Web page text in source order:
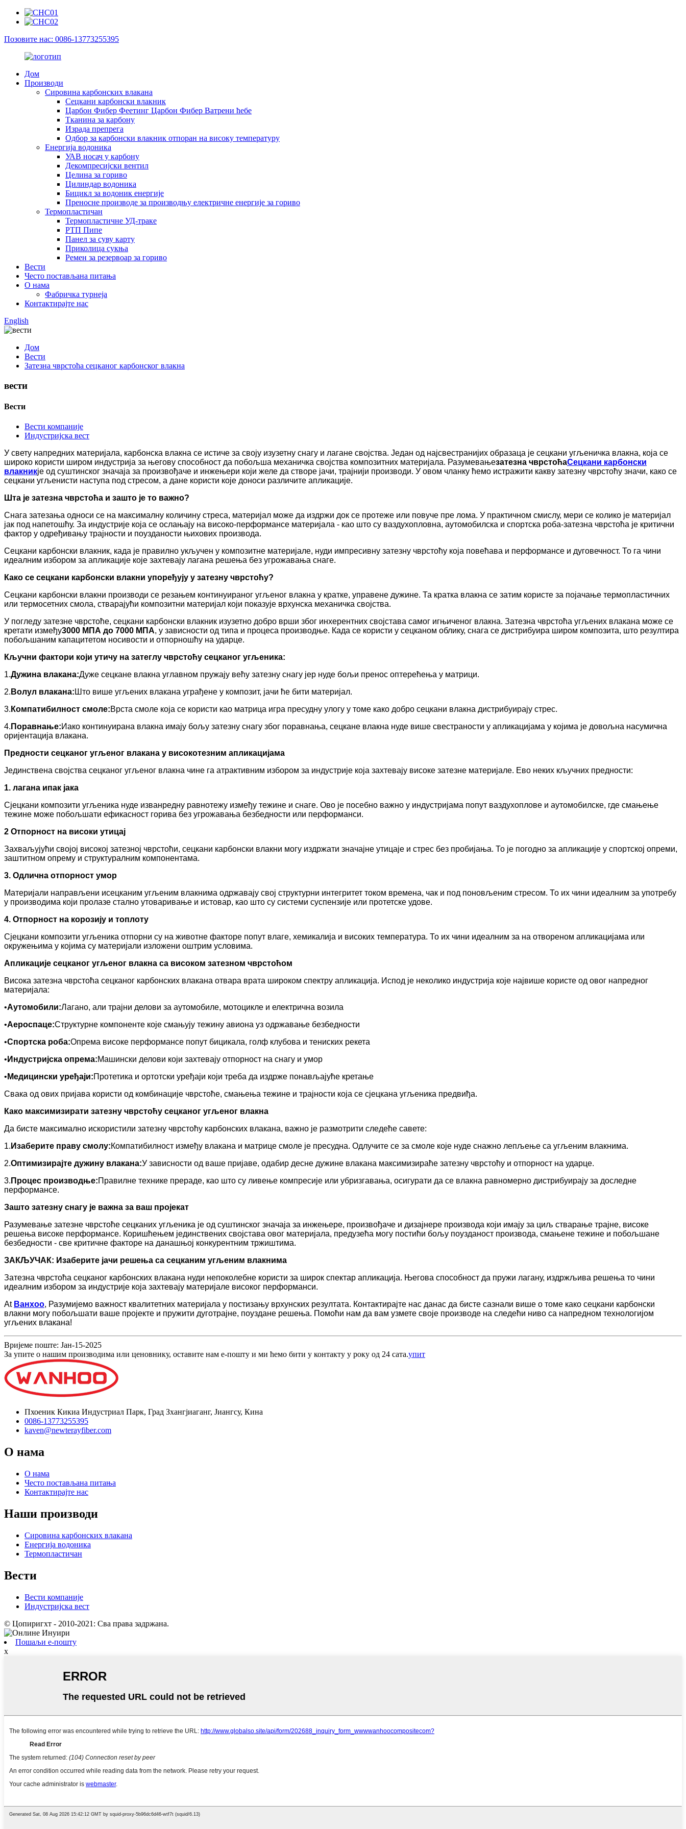
Позовите нас: 0086-13773255395
Дом
Производи
Сировина карбонских влакана
Сецкани карбонски влакник
Царбон Фибер Феетинг Царбон Фибер Ватрени ћебе
Тканина за карбону
Израда препрега
Одбор за карбонски влакник отпоран на високу температуру
Енергија водоника
УАВ носач у карбону
Декомпресијски вентил
Целина за гориво
Цилиндар водоника
Бицикл за водоник енергије
Преносне производе за производњу електричне енергије за гориво
Термопластичан
Термопластичне УД-траке
РТП Пипе
Панел за суву карту
Приколица сукња
Ремен за резервоар за гориво
Вести
Често постављана питања
О нама
Фабричка турнеја
Контактирајте нас
English
Дом
Вести
Затезна чврстоћа сецканог карбонског влакна
вести
Вести
Вести компаније
Индустријска вест
У свету напредних материјала, карбонска влакна се истиче за своју изузетну снагу и лагане својства. Један од најсвестранијих образаца је сецкани угљеничка влакна, која се
широко користи широм индустрија за његову способност да побољша механичка својства композитних материјала. Разумевањезатезна чврстоћаСецкани карбонски
влакникје од суштинског значаја за произвођаче и инжењери који желе да створе јачи, трајнији производи. У овом чланку ћемо истражити какву затезну чврстоћу значи, како се
сецкани угљенисти наступа под стресом, а дане користи које доноси различите апликације.
Шта је затезна чврстоћа и зашто је то важно?
Снага затезања односи се на максималну количину стреса, материјал може да издржи док се протеже или повуче пре лома. У практичном смислу, мери се колико је материјал
јак под напетошћу. За индустрије која се ослањају на високо-перформансе материјала - као што су ваздухопловна, аутомобилска и спортска роба-затезна чврстоћа је критични
фактор у одређивању трајности и поузданости њихових производа.
Сецкани карбонски влакник, када је правилно укључен у композитне материјале, нуди импресивну затезну чврстоћу која повећава и перформансе и дуговечност. То га чини
идеалним избором за апликације које захтевају лагана решења без угрожавања снаге.
Како се сецкани карбонски влакни упоређују у затезну чврстоћу?
Сецкани карбонски влакни производи се резањем континуираног угљеног влакна у кратке, управене дужине. Та кратка влакна се затим користе за појачање термопластичних
или термосетних смола, стварајући композитни материјал који показује врхунска механичка својства.
У погледу затезне чврстоће, сецкани карбонски влакник изузетно добро врши због инхерентних својстава самог игњиченог влакна. Затезна чврстоћа угљених влакана може се
кретати између3000 МПА до 7000 МПА, у зависности од типа и процеса производње. Када се користи у сецканом облику, снага се дистрибуира широм композита, што резултира
побољшаним капацитетом носивости и отпорношћу на ударце.
Кључни фактори који утичу на затеглу чврстоћу сецканог угљеника:
1.Дужина влакана:Дуже сецкане влакна углавном пружају већу затезну снагу јер нуде бољи пренос оптерећења у матрици.
2. Волул влакана: Што више угљених влакана уграђене у композит, јачи ће бити материјал.
3. Компатибилност смоле:Врста смоле која се користи као матрица игра пресудну улогу у томе како добро сецкани влакна дистрибуирају стрес.
4. Поравнање:Иако континуирана влакна имају бољу затезну снагу због поравнања, сецкане влакна нуде више свестраности у апликацијама у којима је довољна насумична
оријентација влакана.
Предности сецканог угљеног влакана у високотезним апликацијама
Јединствена својства сецканог угљеног влакна чине га атрактивним избором за индустрије која захтевају високе затезне материјале. Ево неких кључних предности:
1. лагана ипак јака
Сјецкани композити угљеника нуде изванредну равнотежу између тежине и снаге. Ово је посебно важно у индустријама попут ваздухоплове и аутомобилске, где смањење
тежине може побољшати ефикасност горива без угрожавања безбедности или перформанси.
2 Отпорност на високи утицај
Захваљујући својој високој затезној чврстоћи, сецкани карбонски влакни могу издржати значајне утицаје и стрес без пробијања. То је погодно за апликације у спортској опреми,
заштитном опрему и структуралним компонентама.
3. Одлична отпорност умор
Материјали направљени исецканим угљеним влакнима одржавају свој структурни интегритет током времена, чак и под поновљеним стресом. То их чини идеалним за употребу
у производима који пролазе стално утоваривање и истовар, као што су системи суспензије или протетске удове.
4. Отпорност на корозију и топлоту
Сјецкани композити угљеника отпорни су на животне факторе попут влаге, хемикалија и високих температура. То их чини идеалним за на отвореном апликацијама или
окружењима у којима су материјали изложени оштрим условима.
Апликације сецканог угљеног влакна са високом затезном чврстоћом
Висока затезна чврстоћа сецканог карбонских влакана отвара врата широком спектру апликација. Испод је неколико индустрија које највише користе од овог напредног
материјала:
•Аутомобили:Лагано, али трајни делови за аутомобиле, мотоцикле и електрична возила
•Аероспаце:Структурне компоненте које смањују тежину авиона уз одржавање безбедности
•Спортска роба:Опрема високе перформансе попут бицикала, голф клубова и тениских рекета
• Индустријска опрема:Машински делови који захтевају отпорност на снагу и умор
• Медицински уређаји:Протетика и ортотски уређаји који треба да издрже понављајуће кретање
Свака од ових пријава користи од комбинације чврстоће, смањења тежине и трајности која се сјецкана угљеника предвиђа.
Како максимизирати затезну чврстоћу сецканог угљеног влакна
Да бисте максимално искористили затезну чврстоћу карбонских влакана, важно је размотрити следеће савете:
1. Изаберите праву смолу:Компатибилност између влакана и матрице смоле је пресудна. Одлучите се за смоле које нуде снажно лепљење са угљеним влакнима.
2.Оптимизирајте дужину влакана:У зависности од ваше пријаве, одабир десне дужине влакана максимизираће затезну чврстоћу и отпорност на ударце.
3. Процес производње:Правилне технике прераде, као што су ливење компресије или убризгавања, осигурати да се влакна равномерно дистрибуирају за доследне
перформансе.
Зашто затезну снагу је важна за ваш пројекат
Разумевање затезне чврстоће сецканих угљеника је од суштинског значаја за инжењере, произвођаче и дизајнере производа који имају за циљ стварање трајне, високе
решења високе перформансе. Коришћењем јединствених својстава овог материјала, предузећа могу постићи бољу поузданост производа, смањене тежине и побољшане
безбедности - све критичне факторе на данашњој конкурентним тржиштима.
ЗАКЉУЧАК: Изаберите јачи решења са сецканим угљеним влакнима
Затезна чврстоћа сецканог карбонских влакана нуди непоколебне користи за широк спектар апликација. Његова способност да пружи лагану, издржљива решења то чини
идеалним избором за индустрије која захтевају материјале високог перформанси.
At Ванхоо, Разумијемо важност квалитетних материјала у постизању врхунских резултата. Контактирајте нас данас да бисте сазнали више о томе како сецкани карбонски
влакни могу побољшати ваше пројекте и пружити дуготрајне, поуздане решења. Помоћи нам да вам узмете своје производе на следећи ниво са напредном технологијом
угљених влакана!
Вријеме поште: Јан-15-2025
За упите о нашим производима или ценовнику, оставите нам е-пошту и ми ћемо бити у контакту у року од 24 сата.упит
Пхоеник Кикиа Индустриал Парк, Град Зхангјиаганг, Јиангсу, Кина
0086-13773255395
kaven@newterayfiber.com
О нама
О нама
Често постављана питања
Контактирајте нас
Наши производи
Сировина карбонских влакана
Енергија водоника
Термопластичан
Вести
Вести компаније
Индустријска вест
© Цопиригхт - 2010-2021: Сва права задржана.
Пошаљи е-пошту
x